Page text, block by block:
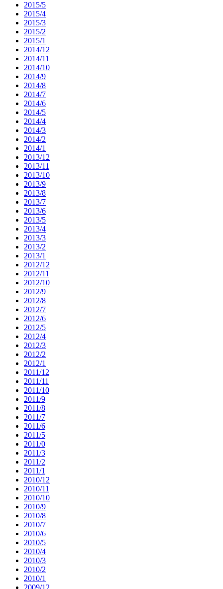
2015/5
2015/4
2015/3
2015/2
2015/1
2014/12
2014/11
2014/10
2014/9
2014/8
2014/7
2014/6
2014/5
2014/4
2014/3
2014/2
2014/1
2013/12
2013/11
2013/10
2013/9
2013/8
2013/7
2013/6
2013/5
2013/4
2013/3
2013/2
2013/1
2012/12
2012/11
2012/10
2012/9
2012/8
2012/7
2012/6
2012/5
2012/4
2012/3
2012/2
2012/1
2011/12
2011/11
2011/10
2011/9
2011/8
2011/7
2011/6
2011/5
2011/0
2011/3
2011/2
2011/1
2010/12
2010/11
2010/10
2010/9
2010/8
2010/7
2010/6
2010/5
2010/4
2010/3
2010/2
2010/1
2009/12